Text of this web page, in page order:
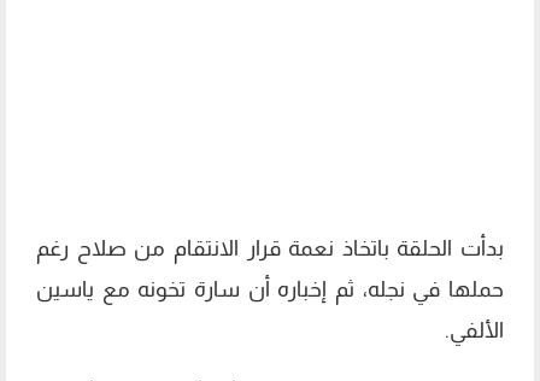
بدأت الحلقة باتخاذ نعمة قرار الانتقام من صلاح رغم
حملها في نجله، ثم إخباره أن سارة تخونه مع ياسين
الألفي.